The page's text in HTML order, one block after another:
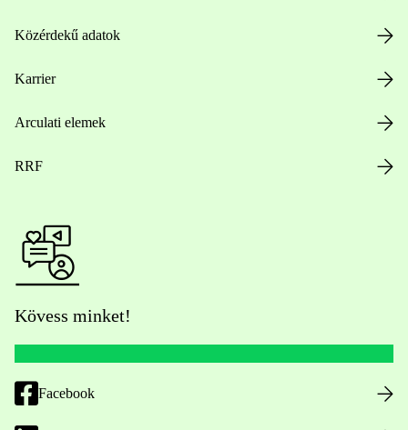
Közérdekű adatok
Karrier
Arculati elemek
RRF
Kövess minket!
Facebook